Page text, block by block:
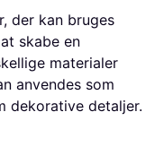
der kan bruges
skabe en
materialer
anvendes som
dekorative detaljer.